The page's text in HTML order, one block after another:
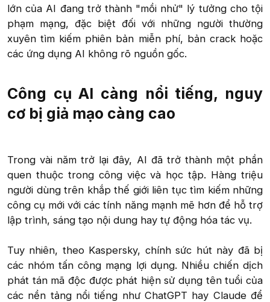
lớn của AI đang trở thành "mồi nhử" lý tưởng cho tội
phạm mạng, đặc biệt đối với những người thường
xuyên tìm kiếm phiên bản miễn phí, bản crack hoặc
các ứng dụng AI không rõ nguồn gốc.​
Công cụ AI càng nổi tiếng, nguy
cơ bị giả mạo càng cao​
Trong vài năm trở lại đây, AI đã trở thành một phần
quen thuộc trong công việc và học tập. Hàng triệu
người dùng trên khắp thế giới liên tục tìm kiếm những
công cụ mới với các tính năng mạnh mẽ hơn để hỗ trợ
lập trình, sáng tạo nội dung hay tự động hóa tác vụ.
Tuy nhiên, theo Kaspersky, chính sức hút này đã bị
các nhóm tấn công mạng lợi dụng. Nhiều chiến dịch
phát tán mã độc được phát hiện sử dụng tên tuổi của
các nền tảng nổi tiếng như ChatGPT hay Claude để